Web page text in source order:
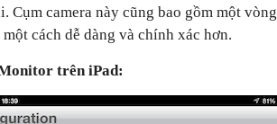
Cụm camera này cũng bao gồm một vòng
cách dễ dàng và chính xác hơn.
trên iPad: